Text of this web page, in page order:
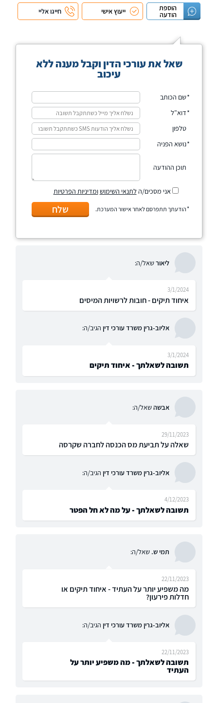
הוספת
הודעה ייעוץ אישי חייגו אליי
שאל את עורכי הדין וקבל מענה ללא
עיכוב
שם הכותב
דוא"ל
טלפון
נושא הפניה
תוכן ההודעה
אני מסכים/הלתנאי השימושומדיניות הפרטיות
הודעתך תתפרסם לאחר אישור המערכת. שלח
ליאורשאל/ה:
איחוד תיקים - חובות לרשויות המיסים
3/1/2024
אליוב-גרין משרד עורכי דין הגיב/ה:
תשובה לשאלתך - איחוד תיקים
3/1/2024
אבשהשאל/ה:
שאלה על תביעת מס הכנסה לחברה שקרסה
29/11/2023
אליוב-גרין משרד עורכי דין הגיב/ה:
תשובה לשאלתך - על מה לא חל הפטר
4/12/2023
תמי ש. שאל/ה:
מה משפיע יותר על העתיד - איחוד תיקים או
חדלות פירעון?
22/11/2023
אליוב-גרין משרד עורכי דין הגיב/ה:
תשובה לשאלתך - מה משפיע יותר על
העתיד
22/11/2023